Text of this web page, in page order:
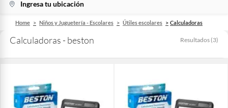
icon
Ingresa tu ubicación
Home Niños y Juguetería - Escolares Útiles escolares Calculadoras
Calculadoras - beston Resultados (3)